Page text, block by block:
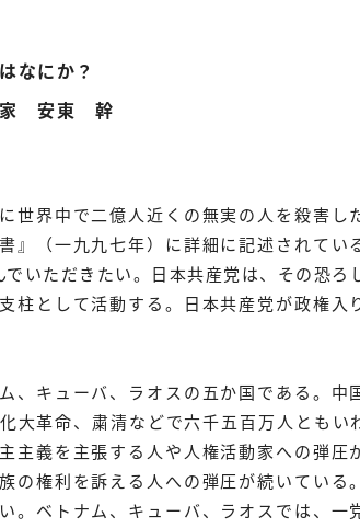
なにか？
家 安東 幹
界中で二億人近くの無実の人を殺害し
』（一九九七年）に詳細に記述されてい
いただきたい。日本共産党は、その恐ろ
柱として活動する。日本共産党が政権入
、キューバ、ラオスの五か国である。中
大革命、粛清などで六千五百万人ともい
主義を主張する人や人権活動家への弾圧
の権利を訴える人への弾圧が続いている
。ベトナム、キューバ、ラオスでは、一